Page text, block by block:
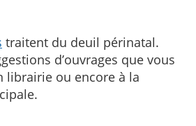
traitent du deuil périnatal.
d’ouvrages que vous
librairie ou encore à la